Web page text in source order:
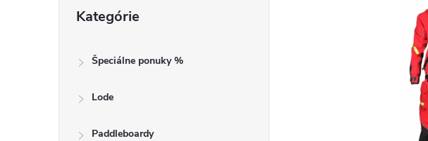
kategórie
Kategórie
Špeciálne ponuky %
Lode
Paddleboardy